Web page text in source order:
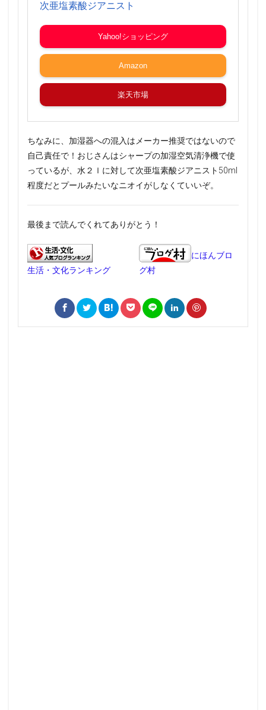
次亜塩素酸ジアニスト
Yahoo!ショッピング
Amazon
楽天市場
ちなみに、加湿器への混入はメーカー推奨ではないので
自己責任で！おじさんはシャープの加湿空気清浄機で使
っているが、水２ｌに対して次亜塩素酸ジアニスト50ml
程度だとプールみたいなニオイがしなくていいぞ。
最後まで読んでくれてありがとう！
生活・文化ランキング
にほんブロ
グ村